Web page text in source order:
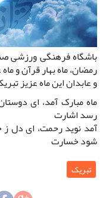
باشگاه فرهنگی ورزشی
رمضان، ماه بهار قرآن و
و عابدان این ماه عزیز
ماه مبارک آمد، ای
رسد اشارت
آمد نوید رحمت، ای دل ز
شود خسارت
تبریک